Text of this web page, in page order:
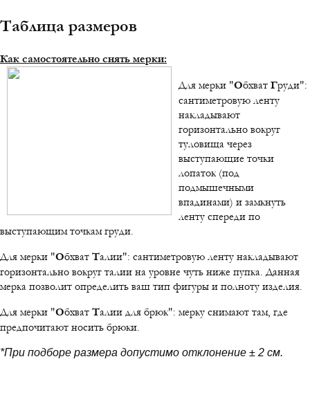
Таблица размеров
Как самостоятельно снять мерки:
Для мерки "ОбхватГруди":
сантиметровую ленту
накладывают
горизонтально вокруг
туловища через
выступающие точки
лопаток (под
подмышечными
впадинами) и замкнуть
ленту спереди по
выступающим точкам груди.
Для мерки "ОбхватТалии": сантиметровую ленту накладывают
горизонтально вокруг талии на уровне чуть ниже пупка. Данная
мерка позволит определить ваш тип фигуры и полноту изделия.
Для мерки "ОбхватТалии для брюк": мерку снимают там, где
предпочитают носить брюки.
*При подборе размера допустимо отклонение ± 2 см.